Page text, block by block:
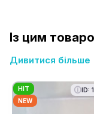
Із цим
Дивитися більше
HIT
NEW
ID: